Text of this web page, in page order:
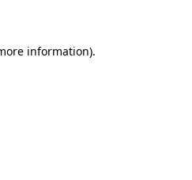
information).